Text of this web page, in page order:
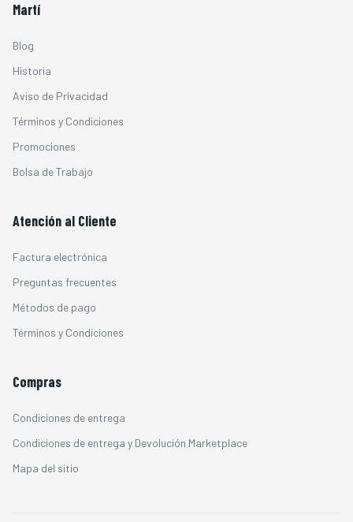
Martí
Blog
Historia
Aviso de Privacidad
Términos y Condiciones
Promociones
Bolsa de Trabajo
Atención al Cliente
Factura electrónica
Preguntas frecuentes
Métodos de pago
Términos y Condiciones
Compras
Condiciones de entrega
Condiciones de entrega y Devolución Marketplace
Mapa del sitio